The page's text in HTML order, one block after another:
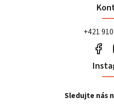
+421
Sledujte nás